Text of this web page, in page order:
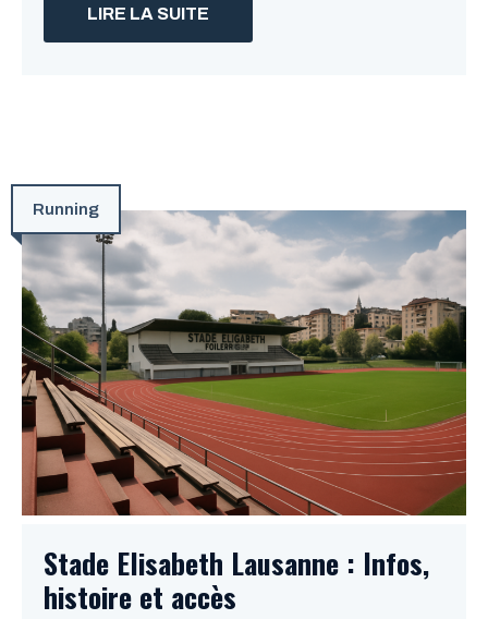
LIRE LA SUITE
Running
Stade Elisabeth Lausanne : Infos,
histoire et accès